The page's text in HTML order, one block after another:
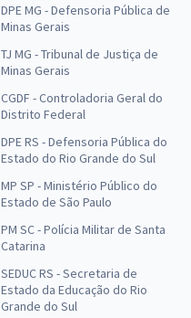
DPE MG - Defensoria Pública de
Minas Gerais
TJ MG - Tribunal de Justiça de
Minas Gerais
CGDF - Controladoria Geral do
Distrito Federal
DPE RS - Defensoria Pública do
Estado do Rio Grande do Sul
MP SP - Ministério Público do
Estado de São Paulo
PM SC - Polícia Militar de Santa
Catarina
SEDUC RS - Secretaria de
Estado da Educação do Rio
Grande do Sul